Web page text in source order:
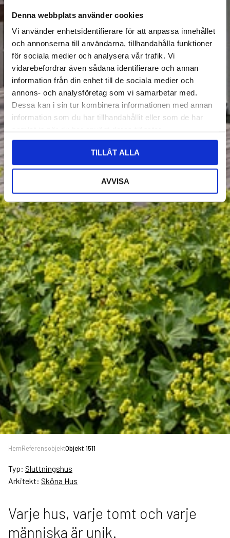
Denna webbplats använder cookies
Vi använder enhetsidentifierare för att anpassa innehållet
och annonserna till användarna, tillhandahålla funktioner
för sociala medier och analysera vår trafik. Vi
vidarebefordrar även sådana identifierare och annan
information från din enhet till de sociala medier och
annons- och analysföretag som vi samarbetar med.
Dessa kan i sin tur kombinera informationen med annan
information som du har tillhandahållit eller som de har
TILLÅT ALLA
AVVISA
HemReferensobjektObjekt 1511
Typ: Sluttningshus
Arkitekt: Sköna Hus
Varje hus, varje tomt och varje
människa är unik.